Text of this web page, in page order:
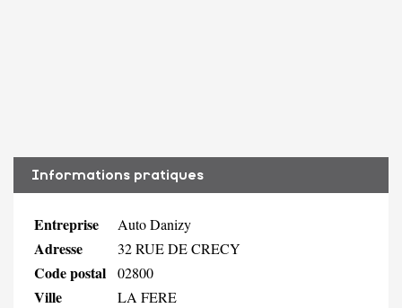
Informations pratiques
Entreprise Auto Danizy
Adresse 32 RUE DE CRECY
Code postal 02800
Ville LA FERE